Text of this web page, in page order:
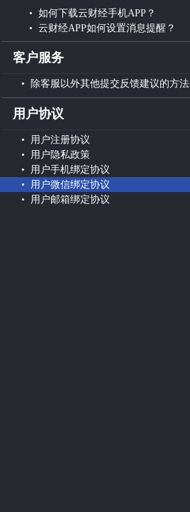
• 如何下载云财经手机APP？
• 云财经APP如何设置消息提醒？
客户服务
• 除客服以外其他提交反馈建议的方法
用户协议
• 用户注册协议
• 用户隐私政策
• 用户手机绑定协议
• 用户微信绑定协议
• 用户邮箱绑定协议